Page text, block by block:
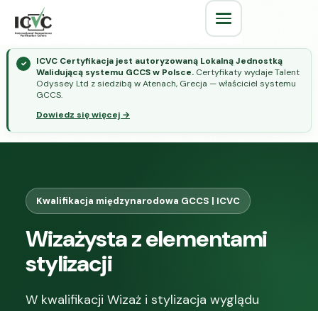
✓
ICVC Certyfikacja jest autoryzowaną Lokalną Jednostką
Walidującą systemu GCCS w Polsce. Certyfikaty wydaje Talent
Odyssey Ltd z siedzibą w Atenach, Grecja — właściciel systemu
GCCS.
Dowiedz się więcej →
Kwalifikacja międzynarodowa GCCS | ICVC
Wizażysta z elementami
stylizacji
W kwalifikacji Wizaż i stylizacja wyglądu